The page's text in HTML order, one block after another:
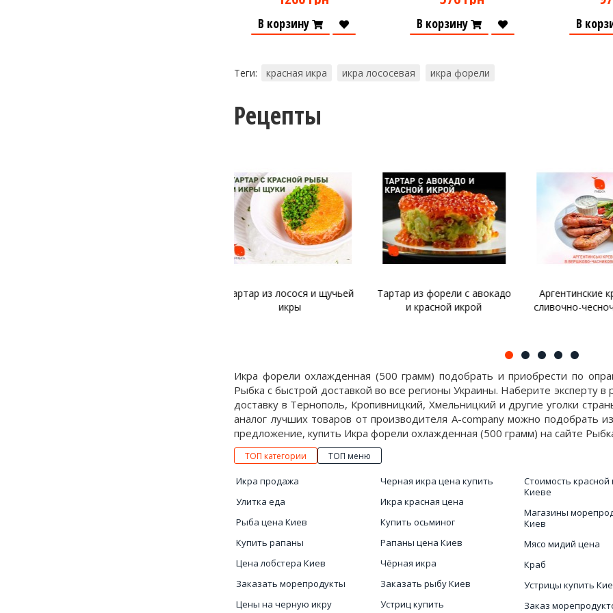
В корзину В корзину В
Теги: красная икра икра лососевая икра форели
Рецепты
Тартар из форели с авокадо
и красной икрой
Аргентинские креветки в
сливочно-чесночном соусе
Котлеты из
Икра форели охлажденная (500 грамм) подобрать и приобрести по
Рыбка с быстрой доставкой во все регионы Украины. Наберите эксперту
доставку в Тернополь, Кропивницкий, Хмельницкий и другие уголки
аналог лучших товаров от производителя A-company можно подобрать
предложение, купить Икра форели охлажденная (500 грамм) на сайте
ТОП категории ТОП меню
Икра продажа
Улитка еда
Рыба цена Киев
Купить рапаны
Цена лобстера Киев
Заказать морепродукты
Цены на черную икру
Черная икра цена купить
Икра красная цена
Купить осьминог
Рапаны цена Киев
Чëрная икра
Заказать рыбу Киев
Устриц купить
Стоимость красной
Киеве
Магазины
Киев
Мясо мидий цена
Краб
Устрицы купить
Заказ